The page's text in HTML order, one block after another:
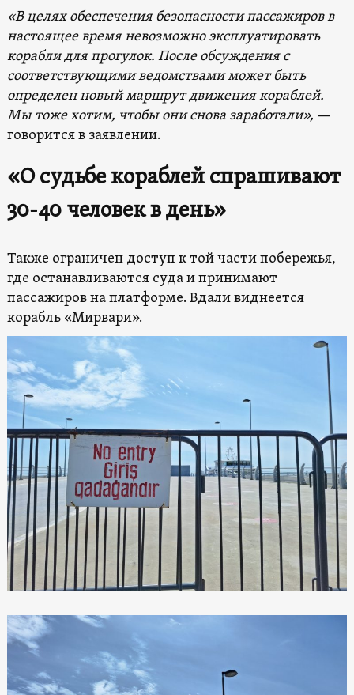
«В целях обеспечения безопасности пассажиров в
настоящее время невозможно эксплуатировать
корабли для прогулок. После обсуждения с
соответствующими ведомствами может быть
определен новый маршрут движениякораблей.
Мы тоже хотим, чтобы ониснова заработали», —
говорится в заявлении.
«О судьбе кораблей спрашивают
30-40 человек в день»
Также ограничен доступ к той части побережья,
где останавливаются суда и принимают
пассажиров на платформе. Вдали виднеется
корабль «Мирвари».